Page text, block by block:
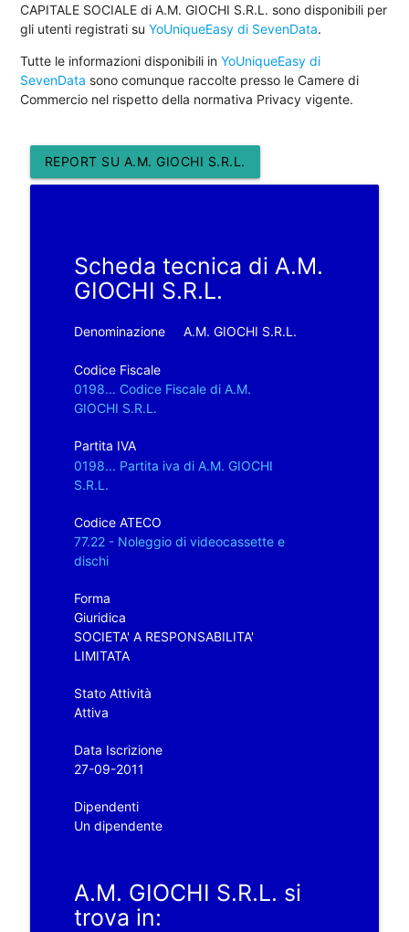
CAPITALE SOCIALE di A.M. GIOCHI S.R.L. sono disponibili per
gli utenti registrati suYoUniqueEasy di SevenData.
Tutte le informazioni disponibili inYoUniqueEasy di
SevenData sono comunque raccolte presso le Camere di
Commercio nel rispetto della normativa Privacy vigente.
REPORT SU A.M. GIOCHI S.R.L.
Scheda tecnica di A.M.
GIOCHI S.R.L.
Denominazione A.M. GIOCHI S.R.L.
Codice Fiscale
0198... Codice Fiscale di A.M.
GIOCHI S.R.L.
Partita IVA
0198... Partita iva di A.M. GIOCHI
S.R.L.
Codice ATECO
77.22 - Noleggio di videocassette e
dischi
Forma
Giuridica
SOCIETA' A RESPONSABILITA'
LIMITATA
Stato Attività
Attiva
Data Iscrizione
27-09-2011
Dipendenti
Un dipendente
A.M. GIOCHI S.R.L. si
trova in: